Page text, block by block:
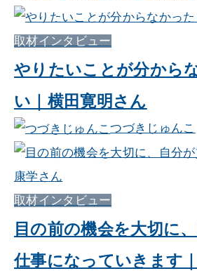
取材インタビュー
やりたいことが分から
い｜横田寛明さん
つづきじゅんこ
取材インタビュー
目の前の機会を大切に
仕事になっていきます